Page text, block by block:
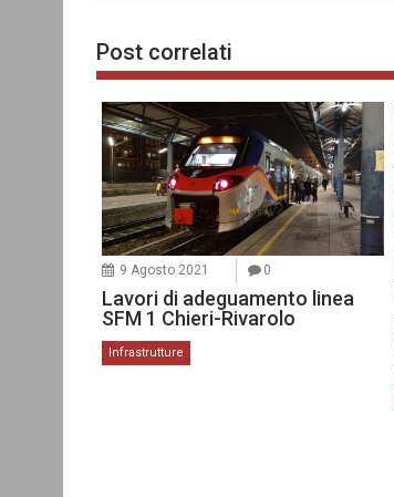
Post correlati
9 Agosto 2021 0
Lavori di adeguamento linea
SFM 1 Chieri-Rivarolo
Infrastrutture